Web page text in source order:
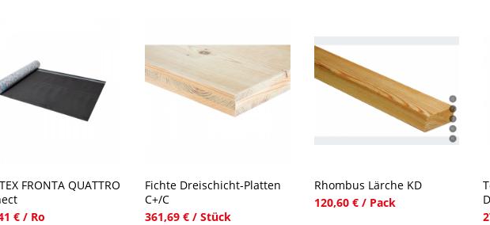
FRONTA QUATTRO
€ / Ro
Fichte Dreischicht-Platten
C+/C
361,69 € / Stück
Rhombus Lärche KD
120,60 € / Pack